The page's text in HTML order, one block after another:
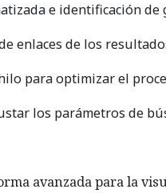
e identificación de
enlaces de los
para optimizar el
los parámetros de
avanzada para la